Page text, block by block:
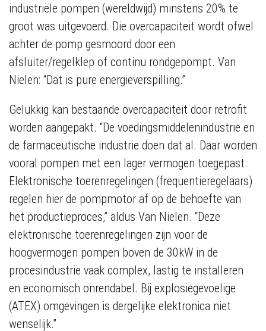
industriële pompen (wereldwijd) minstens 20% te
groot was uitgevoerd. Die overcapaciteit wordt ofwel
achter de pomp gesmoord door een
afsluiter/regelklep of continu rondgepompt. Van
Nielen: “Dat is pure energieverspilling.”
Gelukkig kan bestaande overcapaciteit door retrofit
worden aangepakt. “De voedingsmiddelenindustrie en
de farmaceutische industrie doen dat al. Daar worden
vooral pompen met een lager vermogen toegepast.
Elektronische toerenregelingen (frequentieregelaars)
regelen hier de pompmotor af op de behoefte van
het productieproces,” aldus Van Nielen. “Deze
elektronische toerenregelingen zijn voor de
hoogvermogen pompen boven de 30kW in de
procesindustrie vaak complex, lastig te installeren
en economisch onrendabel. Bij explosiegevoelige
(ATEX) omgevingen is dergelijke elektronica niet
wenselijk.”